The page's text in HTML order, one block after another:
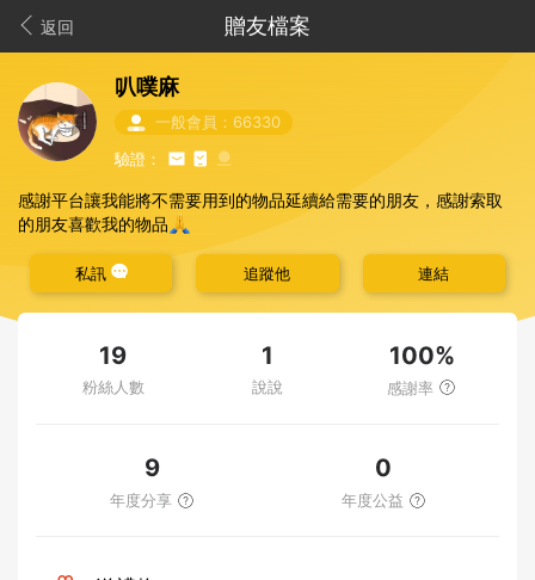
返回 贈友檔案
叭噗麻
一般會員：66330
驗證：
感謝平台讓我能將不需要用到的物品延續給需要的朋友，感謝索取
的朋友喜歡我的物品 🙏
私訊 追蹤他 連結
19
粉絲人數
1
說說
100%
感謝率
9
年度分享
0
年度公益